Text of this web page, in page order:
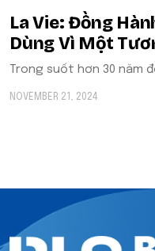
La Vie: Đồng
Dùng Vì Một
Trong suốt hơn 30 năm
NOVEMBER 21, 2024